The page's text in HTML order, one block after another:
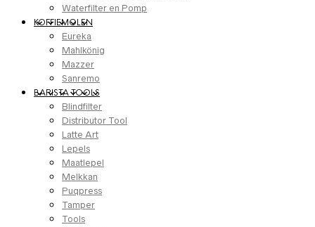
Waterfilter en Pomp
KOFFIEMOLEN
Eureka
Mahlkönig
Mazzer
Sanremo
BARISTA TOOLS
Blindfilter
Distributor Tool
Latte Art
Lepels
Maatlepel
Melkkan
Puqpress
Tamper
Tools